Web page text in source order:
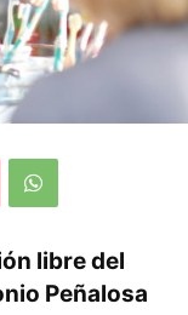
libre del
Peñalosa